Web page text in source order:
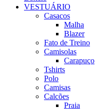
VESTUÁRIO
Casacos
Malha
Blazer
Fato de Treino
Camisolas
Carapuço
Tshirts
Polo
Camisas
Calcões
Praia